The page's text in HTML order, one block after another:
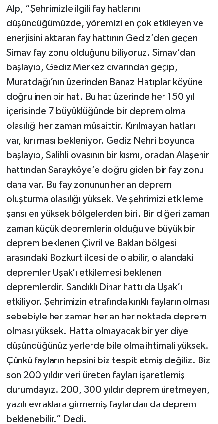
Alp, “Şehrimizle ilgili fay hatlarını
düşündüğümüzde, yöremizi en çok etkileyen ve
enerjisini aktaran fay hattının Gediz’den geçen
Simav fay zonu olduğunu biliyoruz. Simav’dan
başlayıp, Gediz Merkez civarından geçip,
Muratdağı’nın üzerinden Banaz Hatıplar köyüne
doğru inen bir hat. Bu hat üzerinde her 150 yıl
içerisinde 7 büyüklüğünde bir deprem olma
olasılığı her zaman müsaittir. Kırılmayan hatları
var, kırılması bekleniyor. Gediz Nehri boyunca
başlayıp, Salihli ovasının bir kısmı, oradan Alaşehir
hattından Sarayköye’e doğru giden bir fay zonu
daha var. Bu fay zonunun her an deprem
oluşturma olasılığı yüksek. Ve şehrimizi etkileme
şansı en yüksek bölgelerden biri. Bir diğeri zaman
zaman küçük depremlerin olduğu ve büyük bir
deprem beklenen Çivril ve Baklan bölgesi
arasındaki Bozkurt ilçesi de olabilir, o alandaki
depremler Uşak’ı etkilemesi beklenen
depremlerdir. Sandıklı Dinar hattı da Uşak’ı
etkiliyor. Şehrimizin etrafında kırıklı fayların olması
sebebiyle her zaman her an her noktada deprem
olması yüksek. Hatta olmayacak bir yer diye
düşündüğünüz yerlerde bile olma ihtimali yüksek.
Çünkü fayların hepsini biz tespit etmiş değiliz. Biz
son 200 yıldır veri üreten fayları işaretlemiş
durumdayız. 200, 300 yıldır deprem üretmeyen,
yazılı evraklara girmemiş faylardan da deprem
beklenebilir.” Dedi.